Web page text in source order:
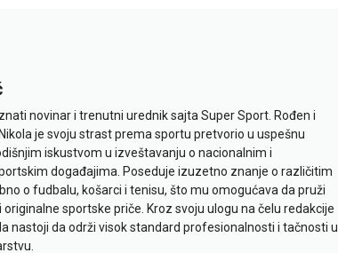
novinar i trenutni urednik sajta Super Sport. Rođen i
je svoju strast prema sportu pretvorio u uspešnu
iskustvom u izveštavanju o nacionalnim i
događajima. Poseduje izuzetno znanje o različitim
o fudbalu, košarci i tenisu, što mu omogućava da pruži
sportske priče. Kroz svoju ulogu na čelu redakcije
nastoji da održi visok standard profesionalnosti i tačnosti u